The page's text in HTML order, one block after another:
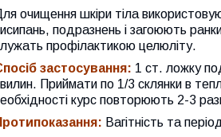
очищення шкіри тіла
подразнень і загоюють
профілактикою целюліту.
застосування: 1 ст. ложку
Приймати по 1/3 склянки в
курс повторюють 2-3
Вагітність та